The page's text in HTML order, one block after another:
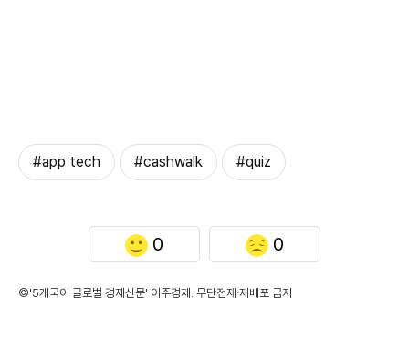
#app tech #cashwalk #quiz
0 0
©'5개국어 글로벌 경제신문' 아주경제. 무단전재·재배포 금지